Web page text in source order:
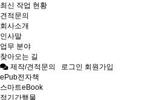
최신 작업 현황
견적문의
회사소개
인사말
업무 분야
찾아오는 길
제작/견적문의
로그인 회원가입
ePub전자책
스마트eBook
정기간행물